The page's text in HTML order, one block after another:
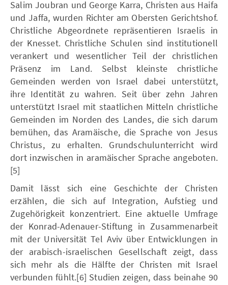
Salim Joubran und George Karra, Christen aus Haifa
und Jaffa, wurden Richter am Obersten Gerichtshof.
Christliche Abgeordnete repräsentieren Israelis in
der Knesset. Christliche Schulen sind institutionell
verankert und wesentlicher Teil der christlichen
Präsenz im Land. Selbst kleinste christliche
Gemeinden werden von Israel dabei unterstützt,
ihre Identität zu wahren. Seit über zehn Jahren
unterstützt Israel mit staatlichen Mitteln christliche
Gemeinden im Norden des Landes, die sich darum
bemühen, das Aramäische, die Sprache von Jesus
Christus, zu erhalten. Grundschulunterricht wird
dort inzwischen in aramäischer Sprache angeboten.
[5]
Damit lässt sich eine Geschichte der Christen
erzählen, die sich auf Integration, Aufstieg und
Zugehörigkeit konzentriert. Eine aktuelle Umfrage
der Konrad-Adenauer-Stiftung in Zusammenarbeit
mit der Universität Tel Aviv über Entwicklungen in
der arabisch-israelischen Gesellschaft zeigt, dass
sich mehr als die Hälfte der Christen mit Israel
verbunden fühlt.[6] Studien zeigen, dass beinahe 90